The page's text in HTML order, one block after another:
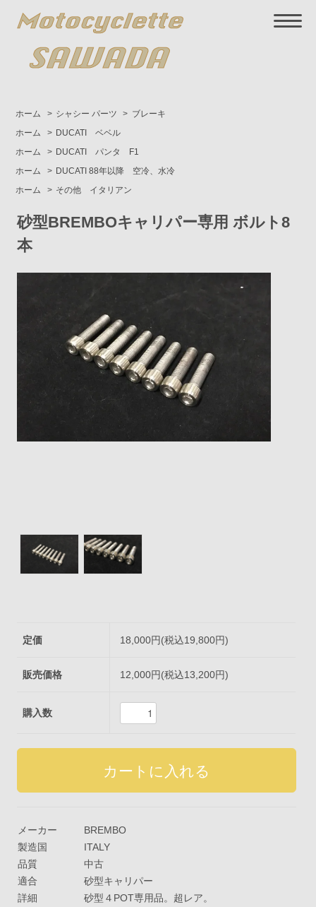
ホーム > シャシー パーツ > ブレーキ
ホーム
> DUCATI ベベル
ホーム
> DUCATI パンタ F1
ホーム
> DUCATI 88年以降 空冷、水冷
ホーム
> その他 イタリアン
砂型BREMBOキャリパー専用 ボルト8
本
定価 18,000円(税込19,800円)
販売価格 12,000円(税込13,200円)
購入数
メーカー
BREMBO
製造国
ITALY
品質
中古
適合
砂型キャリパー
詳細
砂型４POT専用品。超レア。